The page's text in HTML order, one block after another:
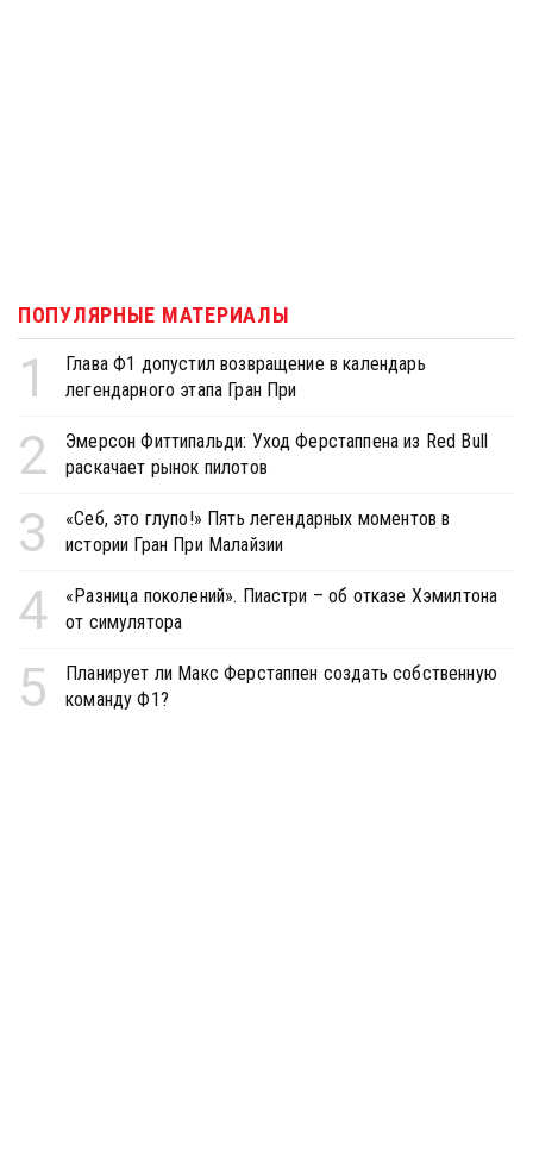
ПОПУЛЯРНЫЕ МАТЕРИАЛЫ
1
Глава Ф1 допустил возвращение в календарь
легендарного этапа Гран При
2
Эмерсон Фиттипальди: Уход Ферстаппена из Red Bull
раскачает рынок пилотов
3
«Себ, это глупо!» Пять легендарных моментов в
истории Гран При Малайзии
4
«Разница поколений». Пиастри – об отказе Хэмилтона
от симулятора
5
Планирует ли Макс Ферстаппен создать собственную
команду Ф1?